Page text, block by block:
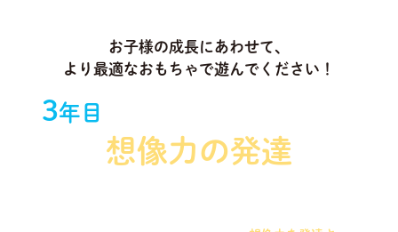
お子様の成長にあわせて、
より最適なおもちゃで遊んでください！
3年目
想像力の発達